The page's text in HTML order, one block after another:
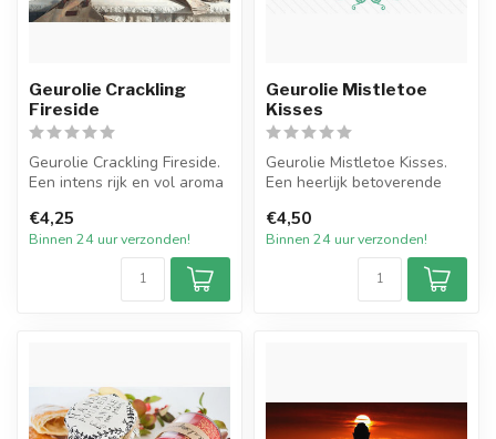
Geurolie Crackling
Fireside
Geurolie Crackling Fireside.
Een intens rijk en vol aroma
€4,25
Binnen 24 uur verzonden!
Geurolie Mistletoe
Kisses
Geurolie Mistletoe Kisses.
Een heerlijk betoverende
app...
€4,50
Binnen 24 uur verzonden!